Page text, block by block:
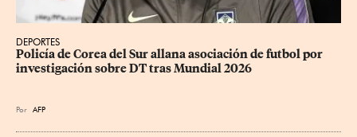
DEPORTES
Policía de Corea del Sur allana asociación de futbol por
investigación sobre DT tras Mundial 2026
Por AFP